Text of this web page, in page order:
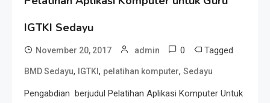
IGTKI Sedayu
November 20, 2017 admin 0 Tagged
BMD Sedayu, IGTKI , pelatihan komputer, Sedayu
Pengabdian berjudul Pelatihan Aplikasi Komputer Untuk